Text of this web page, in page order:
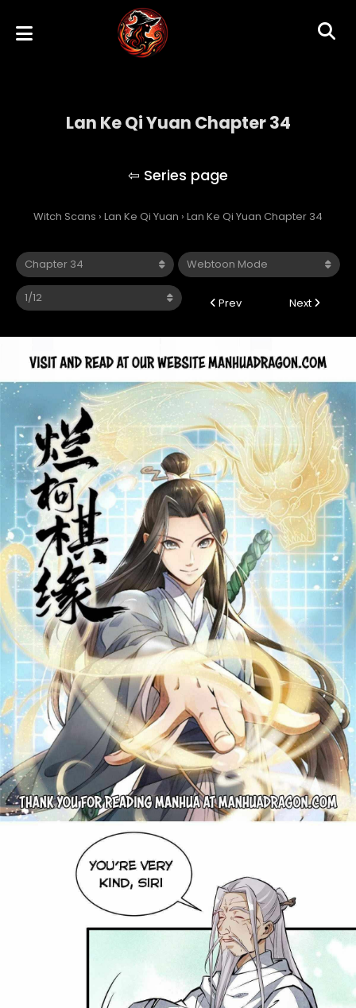
Lan Ke Qi Yuan Chapter 34
Witch Scans › Lan Ke Qi Yuan › Lan Ke Qi Yuan Chapter 34
Prev Next